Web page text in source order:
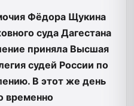
Фёдора Щукина
суда Дагестана
приняла Высшая
судей России по
В этот же день
временно